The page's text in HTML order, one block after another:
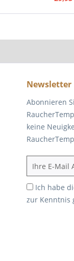
Newsletter
Abonnieren
keine
Ich habe
zur Kenntnis